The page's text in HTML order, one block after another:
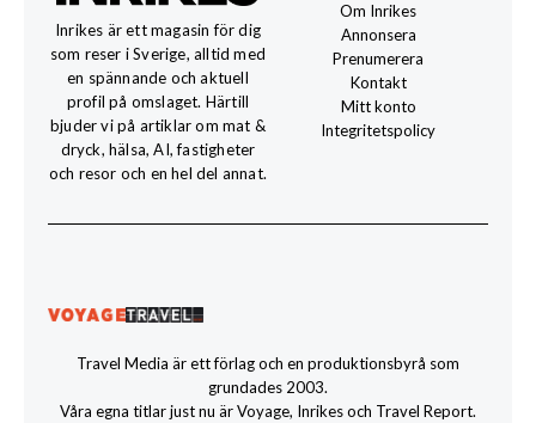
Inrikes är ett magasin för dig
som reser i Sverige, alltid med
en spännande och aktuell
profil på omslaget. Härtill
bjuder vi på artiklar om mat &
dryck, hälsa, AI, fastigheter
och resor och en hel del annat.
Om Inrikes
Annonsera
Prenumerera
Kontakt
Mitt konto
Integritetspolicy
Travel Media är ett förlag och en produktionsbyrå som
grundades 2003.
Våra egna titlar just nu är Voyage, Inrikes och Travel Report.